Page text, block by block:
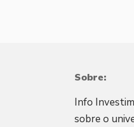
Sobre:
Info
sobre o